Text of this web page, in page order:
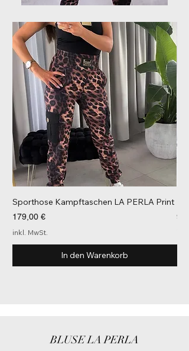
Sporthose Kampftaschen LA PERLA Print
Preis
179,00 €
inkl. MwSt.
In den Warenkorb
BLUSE LA PERLA